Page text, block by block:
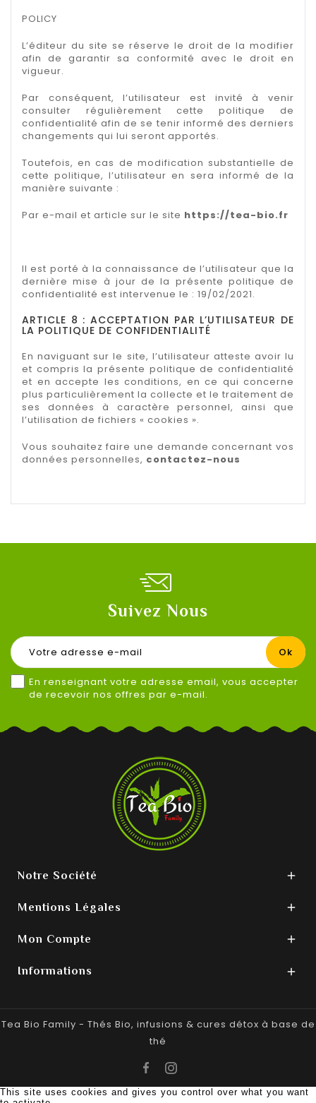
POLICY
L’éditeur du site se réserve le droit de la modifier
afin de garantir sa conformité avec le droit en
vigueur.
Par conséquent, l’utilisateur est invité à venir
consulter régulièrement cette politique de
confidentialité afin de se tenir informé des derniers
changements qui lui seront apportés.
Toutefois, en cas de modification substantielle de
cette politique, l’utilisateur en sera informé de la
manière suivante :
Par e-mail et article sur le site https://tea-bio.fr
Il est porté à la connaissance de l’utilisateur que la
dernière mise à jour de la présente politique de
confidentialité est intervenue le : 19/02/2021.
ARTICLE 8 : ACCEPTATION PAR L’UTILISATEUR DE
LA POLITIQUE DE CONFIDENTIALITÉ
En naviguant sur le site, l’utilisateur atteste avoir lu
et compris la présente politique de confidentialité
et en accepte les conditions, en ce qui concerne
plus particulièrement la collecte et le traitement de
ses données à caractère personnel, ainsi que
l’utilisation de fichiers « cookies ».
Vous souhaitez faire une demande concernant vos
données personnelles, contactez-nous
Suivez Nous
En renseignant votre adresse email, vous accepter
de recevoir nos offres par e-mail.
Notre Société 
Mentions Légales 
Mon Compte 
Informations 
Tea Bio Family - Thés Bio, infusions & cures détox à base de
thé
© 2021 Tea Bio. Tous droits réservés -Web Studios Création
This site uses cookies and gives you control over what you want